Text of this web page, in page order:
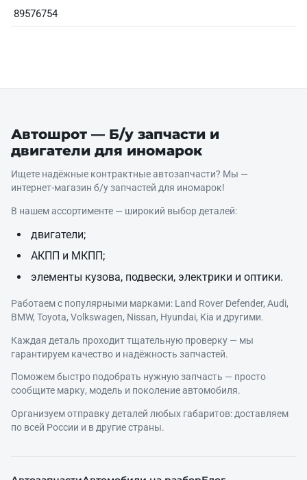
89576754
Автошрот — Б/у запчасти и
двигатели для иномарок
Ищете надёжные контрактные автозапчасти? Мы —
интернет‑магазин б/у запчастей для иномарок!
В нашем ассортименте — широкий выбор деталей:
двигатели;
АКПП и МКПП;
элементы кузова, подвески, электрики и оптики.
Работаем с популярными марками: Land Rover Defender, Audi,
BMW, Toyota, Volkswagen, Nissan, Hyundai, Kia и другими.
Каждая деталь проходит тщательную проверку — мы
гарантируем качество и надёжность запчастей.
Поможем быстро подобрать нужную запчасть — просто
сообщите марку, модель и поколение автомобиля.
Организуем отправку деталей любых габаритов: доставляем
по всей России и в другие страны.